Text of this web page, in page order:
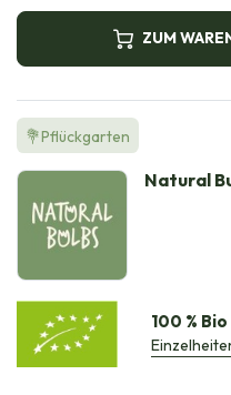
ZUM
💐Pflückgarten
Natural
100 % Bio